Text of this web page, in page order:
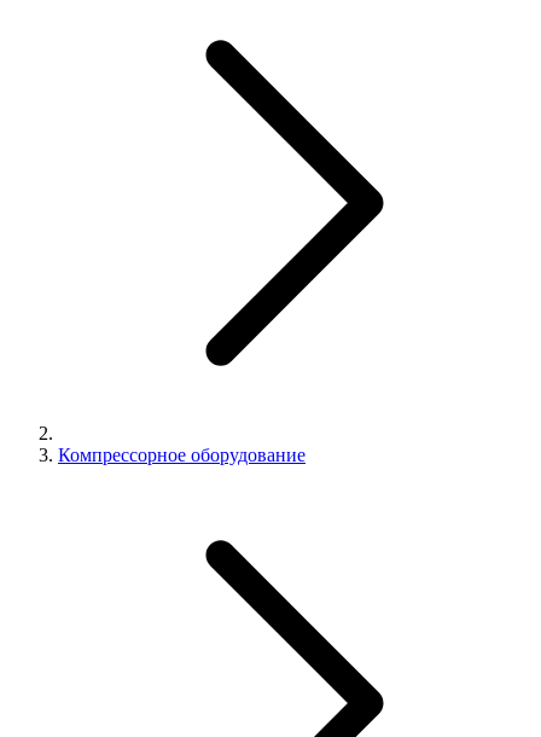
Компрессорное оборудование